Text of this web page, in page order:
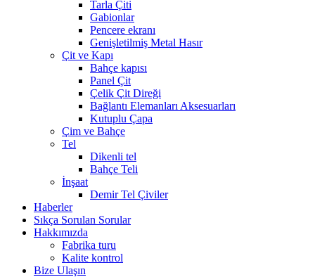
Tarla Çiti
Gabionlar
Pencere ekranı
Genişletilmiş Metal Hasır
Çit ve Kapı
Bahçe kapısı
Panel Çit
Çelik Çit Direği
Bağlantı Elemanları Aksesuarları
Kutuplu Çapa
Çim ve Bahçe
Tel
Dikenli tel
Bahçe Teli
İnşaat
Demir Tel Çiviler
Haberler
Sıkça Sorulan Sorular
Hakkımızda
Fabrika turu
Kalite kontrol
Bize Ulaşın